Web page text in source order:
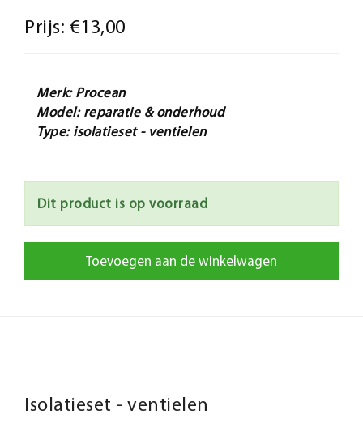
Prijs: €13,00
Merk: Procean
Model: reparatie & onderhoud
Type: isolatieset - ventielen
Dit product is op voorraad
Toevoegen aan de winkelwagen
Isolatieset - ventielen